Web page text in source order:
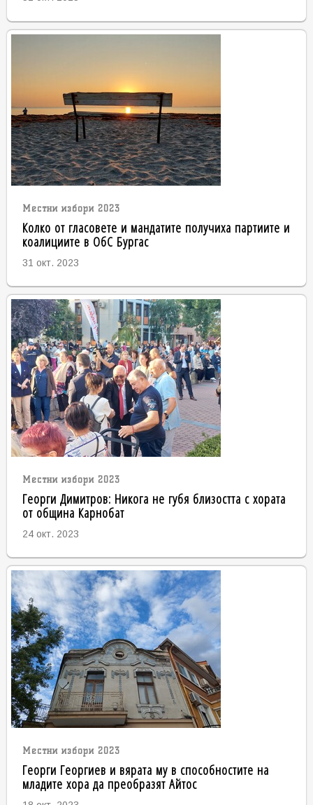
Местни избори 2023
Колко от гласовете и мандатите получиха партиите и
коалициите в ОбС Бургас
31 окт. 2023
Местни избори 2023
Георги Димитров: Никога не губя близостта с хората
от община Карнобат
24 окт. 2023
Местни избори 2023
Георги Георгиев и вярата му в способностите на
младите хора да преобразят Айтос